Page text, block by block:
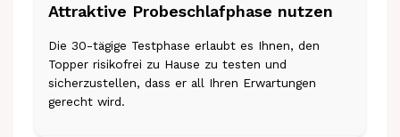
Attraktive Probeschlafphase nutzen
Die 30-tägige Testphase erlaubt es Ihnen, den
Topper risikofrei zu Hause zu testen und
sicherzustellen, dass er all Ihren Erwartungen
gerecht wird.